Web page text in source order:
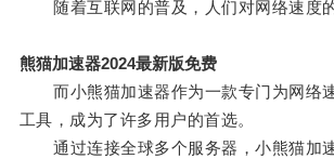
随着互联网的普及，人们对网络速度的
熊猫加速器2024最新版免费
而小熊猫加速器作为一款专门为网络
工具，成为了许多用户的首选。
通过连接全球多个服务器，小熊猫加